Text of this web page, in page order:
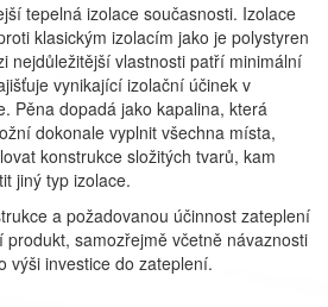
tepelná izolace současnosti. Izolace
klasickým izolacím jako je polystyren
nejdůležitější vlastnosti patří minimální
vynikající izolační účinek v
Pěna dopadá jako kapalina, která
dokonale vyplnit všechna místa,
konstrukce složitých tvarů, kam
jiný typ izolace.
a požadovanou účinnost zateplení
samozřejmě včetně návaznosti
výši investice do zateplení.